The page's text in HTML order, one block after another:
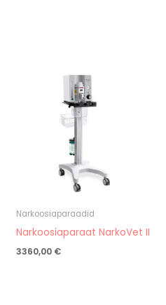
Narkoosiaparaadid
Narkoosiaparaat NarkoVet II
3360,00 €